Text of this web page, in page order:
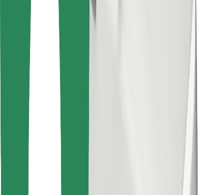
Encontrá tu comida favorita
Descargar la app de Bolt Food